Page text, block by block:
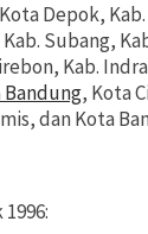
Depok,
Subang,
Kab.
Bandung, Kota
dan Kota